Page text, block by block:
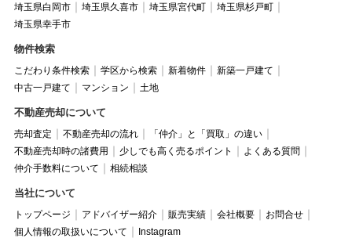
埼玉県白岡市
埼玉県久喜市 埼玉県宮代町
埼玉県杉戸町
埼玉県幸手市
物件検索
こだわり条件検索 学区から検索 新着物件
新築一戸建て
中古一戸建て
マンション 土地
不動産売却について
売却査定 不動産売却の流れ
「仲介」と「買取」の違い
不動産売却時の諸費用
少しでも高く売るポイント
よくある質問
仲介手数料について
相続相談
当社について
トップページ アドバイザー紹介 販売実績 会社概要
お問合せ
個人情報の取扱いについて
Instagram